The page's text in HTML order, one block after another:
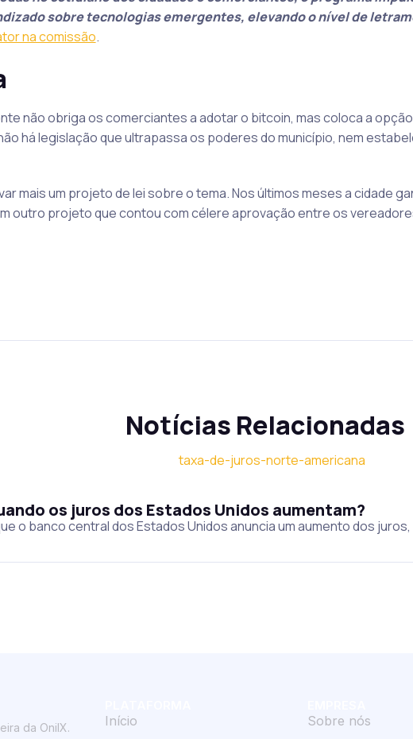
sobre tecnologias emergentes, elevando o nível de
na comissão.
não obriga os comerciantes a adotar o bitcoin, mas coloca a
há legislação que ultrapassa os poderes do município, nem
mais um projeto de lei sobre o tema. Nos últimos meses a cidade
outro projeto que contou com célere aprovação entre os
Notícias Relacionadas
os juros dos Estados Unidos aumentam?
o banco central dos Estados Unidos anuncia um aumento dos
da OnilX.
Início Sobre nós